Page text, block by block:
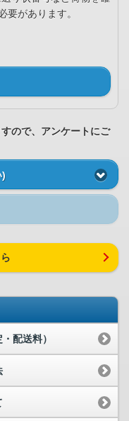
要があります。
ので、アンケートにご
)
配送料）